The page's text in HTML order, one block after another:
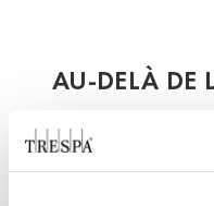
AU-DELÀ DE
La valeur de
cadre de la beauté.